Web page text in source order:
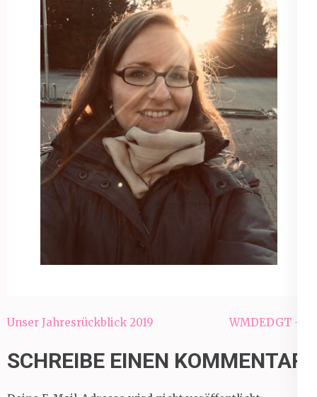
Beitragsnavigation
Unser Jahresrückblick 2019 WMDEDGT – 1
SCHREIBE EINEN KOMMENTAR